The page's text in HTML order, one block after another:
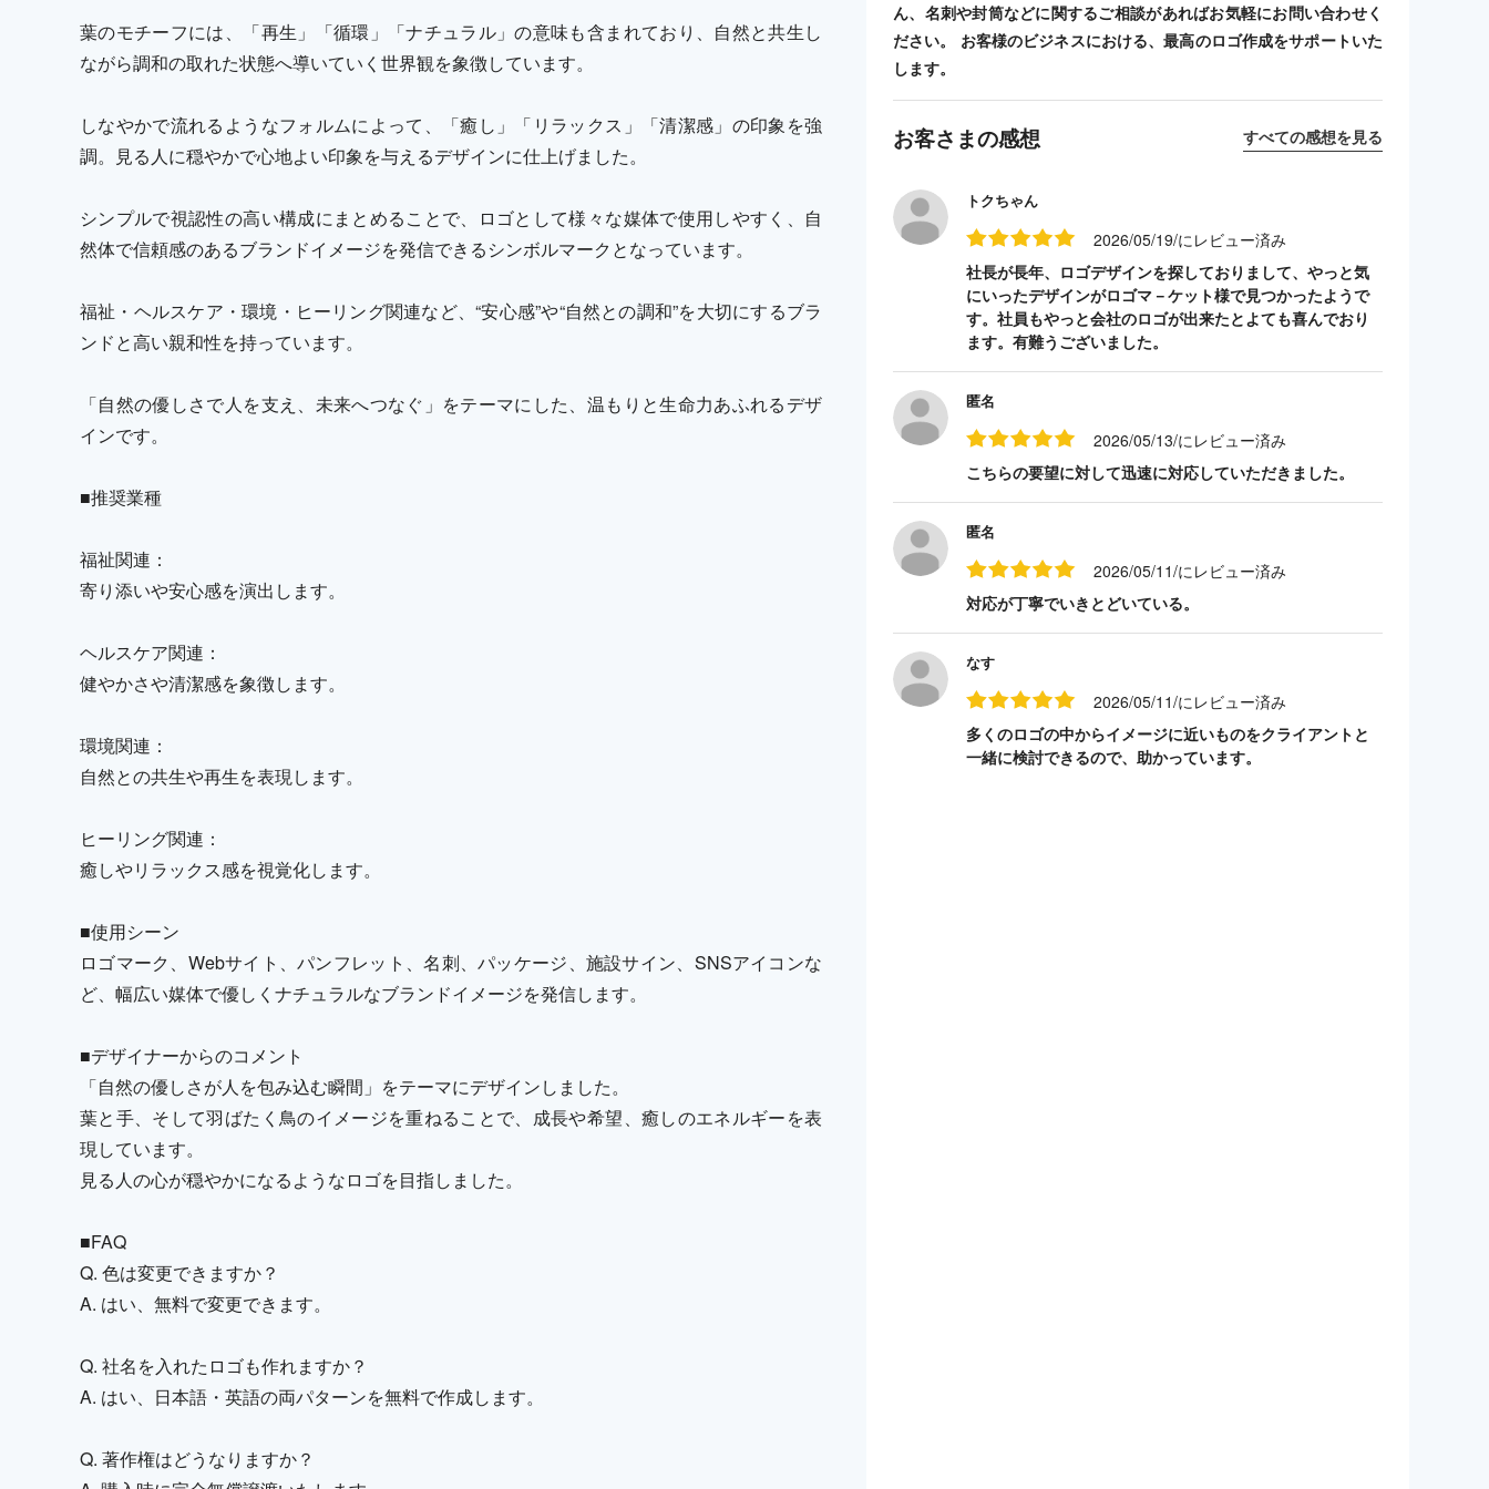
葉のモチーフには、「再生」「循環」「ナチュラル」の意味も含まれており、自然と共生し
ながら調和の取れた状態へ導いていく世界観を象徴しています。
しなやかで流れるようなフォルムによって、「癒し」「リラックス」「清潔感」の印象を強
調。見る人に穏やかで心地よい印象を与えるデザインに仕上げました。
シンプルで視認性の高い構成にまとめることで、ロゴとして様々な媒体で使用しやすく、自
然体で信頼感のあるブランドイメージを発信できるシンボルマークとなっています。
福祉・ヘルスケア・環境・ヒーリング関連など、“安心感”や“自然との調和”を大切にするブラ
ンドと高い親和性を持っています。
「自然の優しさで人を支え、未来へつなぐ」をテーマにした、温もりと生命力あふれるデザ
インです。
■推奨業種
福祉関連：
寄り添いや安心感を演出します。
ヘルスケア関連：
健やかさや清潔感を象徴します。
環境関連：
自然との共生や再生を表現します。
ヒーリング関連：
癒しやリラックス感を視覚化します。
■使用シーン
ロゴマーク、Webサイト、パンフレット、名刺、パッケージ、施設サイン、SNSアイコンな
ど、幅広い媒体で優しくナチュラルなブランドイメージを発信します。
■デザイナーからのコメント
「自然の優しさが人を包み込む瞬間」をテーマにデザインしました。
葉と手、そして羽ばたく鳥のイメージを重ねることで、成長や希望、癒しのエネルギーを表
現しています。
見る人の心が穏やかになるようなロゴを目指しました。
■FAQ
Q. 色は変更できますか？
A. はい、無料で変更できます。
Q. 社名を入れたロゴも作れますか？
A. はい、日本語・英語の両パターンを無料で作成します。
Q. 著作権はどうなりますか？
ん、名刺や封筒などに関するご相談があればお気軽にお問い合わせく
ださい。 お客様のビジネスにおける、最高のロゴ作成をサポートいた
します。
お客さまの感想 すべての感想を見る
トクちゃん
2026/05/19/にレビュー済み
社長が長年、ロゴデザインを探しておりまして、やっと気
にいったデザインがロゴマ－ケット様で見つかったようで
す。社員もやっと会社のロゴが出来たとよても喜んでおり
ます。有難うございました。
匿名
2026/05/13/にレビュー済み
こちらの要望に対して迅速に対応していただきました。
匿名
2026/05/11/にレビュー済み
対応が丁寧でいきとどいている。
なす
2026/05/11/にレビュー済み
多くのロゴの中からイメージに近いものをクライアントと
一緒に検討できるので、助かっています。